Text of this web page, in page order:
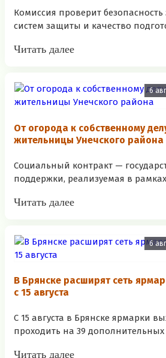
Комиссия проверит
систем защиты и качество
Читать далее
6
От огорода к собственному
жительницы Унечского района
Социальный контракт —
поддержки, реализуемая в
Читать далее
6
В Брянске расширят сеть
с 15 августа
С 15 августа в Брянске ярмарки
проходить на 39
Читать далее